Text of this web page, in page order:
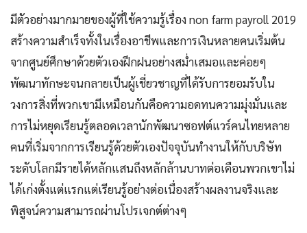
มีตัวอย่างมากมายของผู้ที่ใช้ความรู้เรื่อง non farm payroll 2019
สร้างความสำเร็จทั้งในเรื่องอาชีพและการเงินหลายคนเริ่มต้น
จากศูนย์ศึกษาด้วยตัวเองฝึกฝนอย่างสม่ำเสมอและค่อยๆ
พัฒนาทักษะจนกลายเป็นผู้เชี่ยวชาญที่ได้รับการยอมรับใน
วงการสิ่งที่พวกเขามีเหมือนกันคือความอดทนความมุ่งมั่นและ
การไม่หยุดเรียนรู้ตลอดเวลานักพัฒนาซอฟต์แวร์คนไทยหลาย
คนที่เริ่มจากการเรียนรู้ด้วยตัวเองปัจจุบันทำงานให้กับบริษัท
ระดับโลกมีรายได้หลักแสนถึงหลักล้านบาทต่อเดือนพวกเขาไม่
ได้เก่งตั้งแต่แรกแต่เรียนรู้อย่างต่อเนื่องสร้างผลงานจริงและ
พิสูจน์ความสามารถผ่านโปรเจกต์ต่างๆ